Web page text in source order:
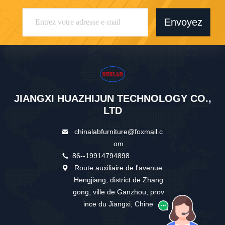
Envoyez
JIANGXI HUAZHIJUN TECHNOLOGY CO.,
LTD
chinalabfurniture@foxmail.c
om
86--19914794898
Route auxiliaire de l'avenue
Hengjiang, district de Zhang
gong, ville de Ganzhou, prov
ince du Jiangxi, Chine